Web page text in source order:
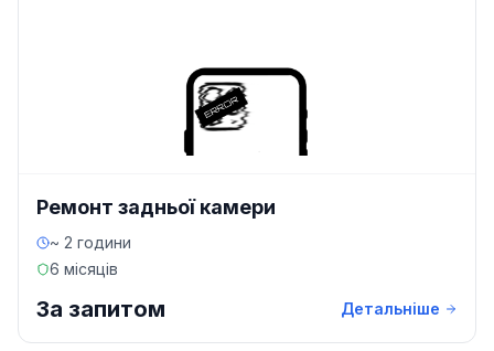
Ремонт задньої камери
~ 2 години
6 місяців
За запитом Детальніше